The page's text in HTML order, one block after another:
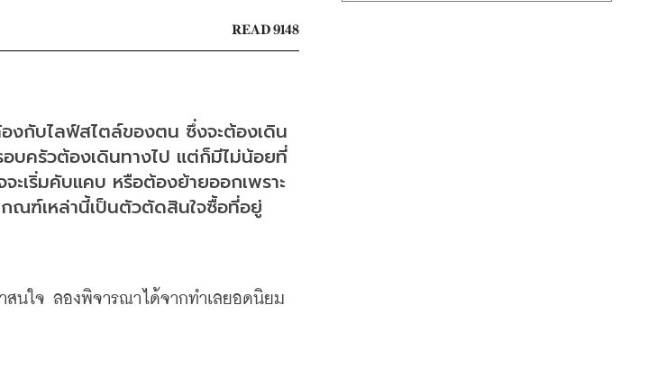
READ 9148
งกับไลฟ์สไตล์ของตน ซึ่งจะต้องเดิน
บครัวต้องเดินทางไป แต่ก็มีไม่น้อยที่
ะเริ่มคับแคบ หรือต้องย้ายออกเพราะ
ณฑ์เหล่านี้เป็นตัวตัดสินใจซื้อที่อยู่
นใจ ลองพิจารณาได้จากทำเลยอดนิยม